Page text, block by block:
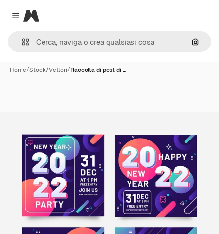
Close menu
Magnific
Cerca
Home/Stock/Vettori/Raccolta di post di …